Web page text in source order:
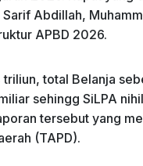
Abdillah,
APBD 2026.
total Belanja
sehingg SiLPA
tersebut yang
(TAPD).